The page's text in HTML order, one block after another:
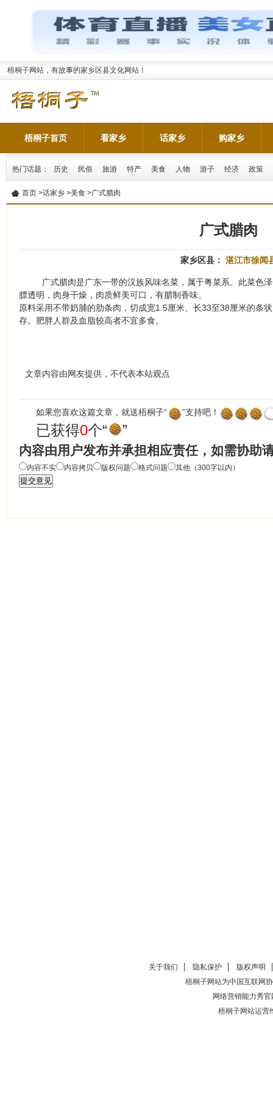
梧桐子网站，有故事的家乡区县文化网站！
梧桐子首页 看家乡 话家乡 购家乡
热门话题： 历史 民俗 旅游 特产 美食 人物 游子 经济 政策
首页 >话家乡 >美食 >广式腊肉
广式腊肉
家乡区县： 湛江市徐闻
广式腊肉是广东一带的汉族风味名菜，属于粤菜系。此菜色
膘透明，肉身干燥，肉质鲜美可口，有腊制香味。
原料采用不带奶脯的肋条肉，切成宽1.5厘米、长33至38厘米的条
存。肥胖人群及血脂较高者不宜多食。
文章内容由网友提供，不代表本站观点
如果您喜欢这篇文章，就送梧桐子“ ”支持吧！
已获得0个“ ”
内容由用户发布并承担相应责任，如需协助
内容不实 内容拷贝 版权问题 格式问题 其他（300字以内）
关于我们 隐私保护
版权声明
梧桐子网站为中国互联网
网络营销能力秀官
梧桐子网站运营